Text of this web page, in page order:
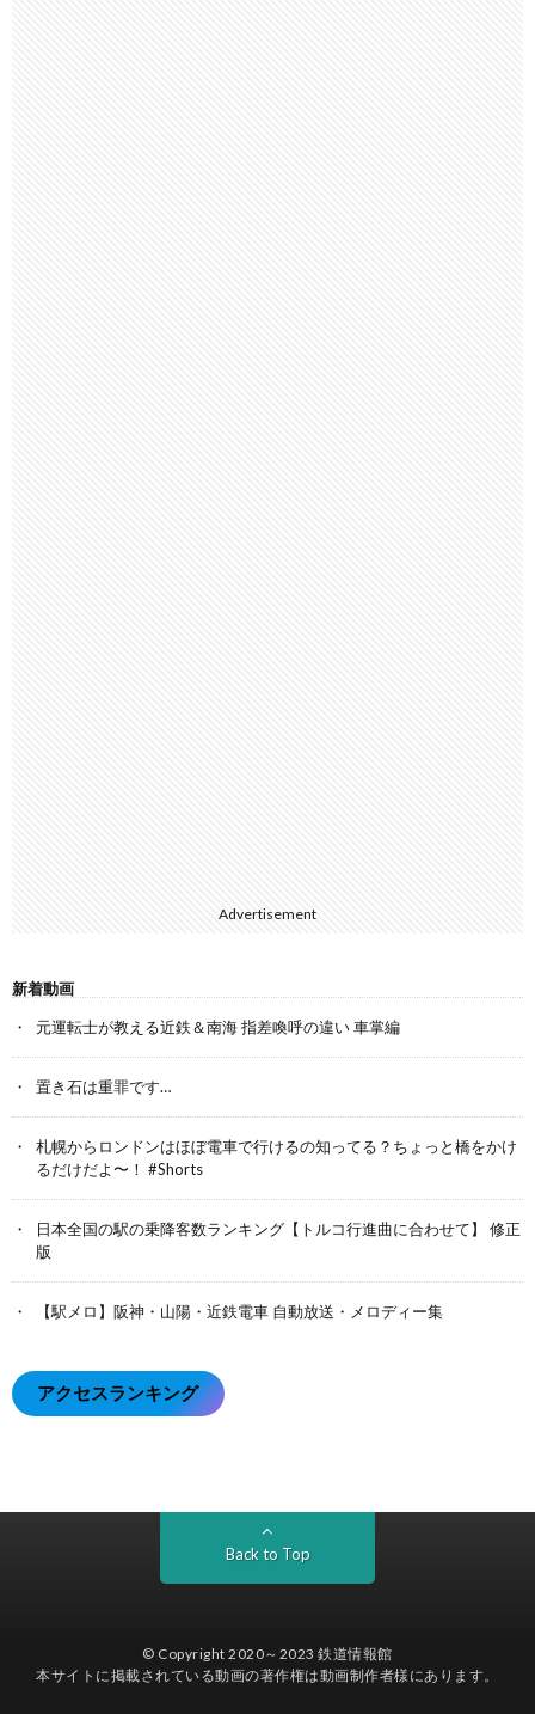
Advertisement
新着動画
元運転士が教える近鉄＆南海 指差喚呼の違い 車掌編
置き石は重罪です…
札幌からロンドンはほぼ電車で行けるの知ってる？ちょっと橋をかけ
るだけだよ〜！ #Shorts
日本全国の駅の乗降客数ランキング【トルコ行進曲に合わせて】 修正
版
【駅メロ】阪神・山陽・近鉄電車 自動放送・メロディー集
アクセスランキング
Back to Top
© Copyright 2020～2023鉄道情報館
本サイトに掲載されている動画の著作権は動画制作者様にあります。